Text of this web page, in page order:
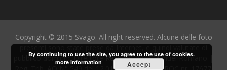
Copyright © 2015 Svago. All right reserved. Alcune delle foto
pubblico dominio. Direttore Responsabile: Manuel Romano |
By continuing to use the site, you agree to the use of cookies.
more information
Accept